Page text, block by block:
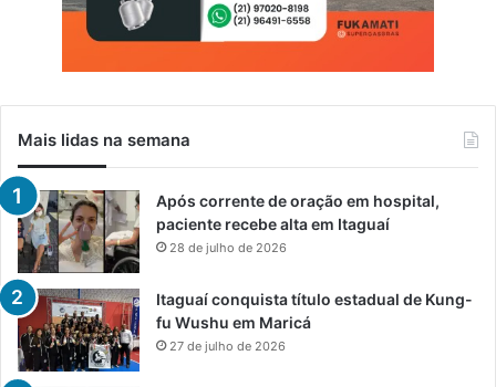
Mais lidas na semana
Após corrente de oração em hospital,
paciente recebe alta em Itaguaí
28 de julho de 2026
Itaguaí conquista título estadual de Kung-
fu Wushu em Maricá
27 de julho de 2026